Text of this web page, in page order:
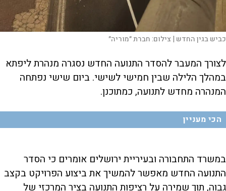
כביש בגין החדש | צילום:חברת ״מוריה״
לצורך המעבר להסדר התנועה החדש נסגרה מנהרת ליפתא
במהלך הלילה שבין חמישי לשישי. ביום שישי נפתחה
המנהרה מחדש לתנועה, כמתוכנן.
הכי מעניין
במשרד התחבורה ובעיריית ירושלים אומרים כי הסדר
התנועה החדש מאפשר להמשיך את ביצוע הפרויקט בקצב
גבוה, תוך שמירה על רציפות התנועה בציר המרכזי של